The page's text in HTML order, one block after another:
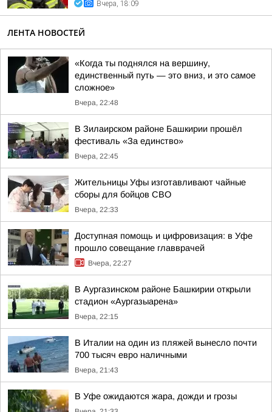
Вчера, 18:09
ЛЕНТА НОВОСТЕЙ
«Когда ты поднялся на вершину,
единственный путь — это вниз, и это самое
сложное»
Вчера, 22:48
В Зилаирском районе Башкирии прошёл
фестиваль «За единство»
Вчера, 22:45
Жительницы Уфы изготавливают чайные
сборы для бойцов СВО
Вчера, 22:33
Доступная помощь и цифровизация: в Уфе
прошло совещание главврачей
Вчера, 22:27
В Аургазинском районе Башкирии открыли
стадион «Аургазыарена»
Вчера, 22:15
В Италии на один из пляжей вынесло почти
700 тысяч евро наличными
Вчера, 21:43
В Уфе ожидаются жара, дожди и грозы